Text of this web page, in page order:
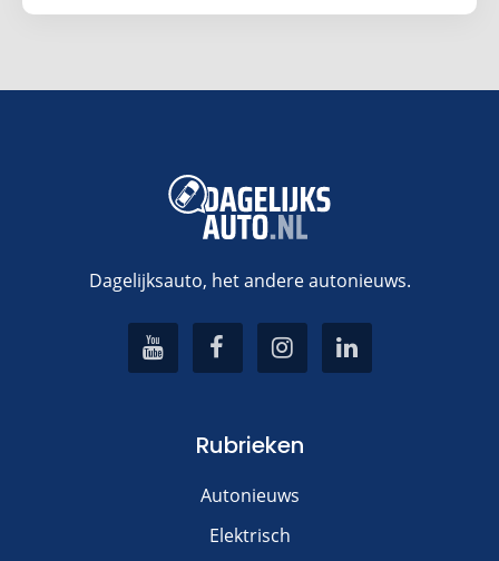
Dagelijksauto, het andere autonieuws.
Rubrieken
Autonieuws
Elektrisch